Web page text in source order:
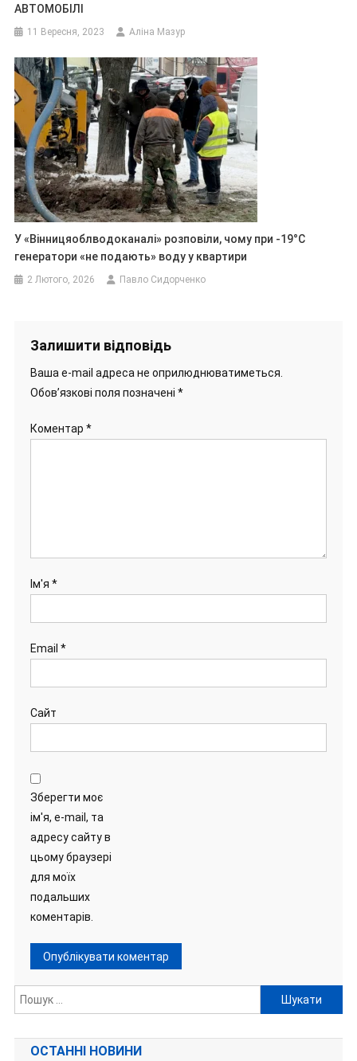
АВТОМОБІЛІ
11 Вересня, 2023 Аліна Мазур
У «Вінницяоблводоканалі» розповіли, чому при -19°C
генератори «не подають» воду у квартири
2 Лютого, 2026 Павло Сидорченко
Залишити відповідь
Ваша e-mail адреса не оприлюднюватиметься.
Обов’язкові поля позначені *
Коментар *
Ім'я *
Email *
Сайт
Зберегти моє
ім'я, e-mail, та
адресу сайту в
цьому браузері
для моїх
подальших
коментарів.
Пошук:
ОСТАННІ НОВИНИ